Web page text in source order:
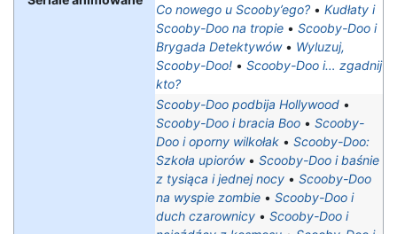
Co nowego u Scooby’ego? • Kudłaty i
Scooby-Doo na tropie • Scooby-Doo i
Brygada Detektywów• Wyluzuj,
Scooby-Doo! • Scooby-Doo i… zgadnij
kto?
Scooby-Doo podbija Hollywood •
Scooby-Doo i bracia Boo • Scooby-
Doo i oporny wilkołak • Scooby-Doo:
Szkoła upiorów• Scooby-Doo i baśnie
z tysiąca i jednej nocy • Scooby-Doo
na wyspie zombie • Scooby-Doo i
duch czarownicy • Scooby-Doo i